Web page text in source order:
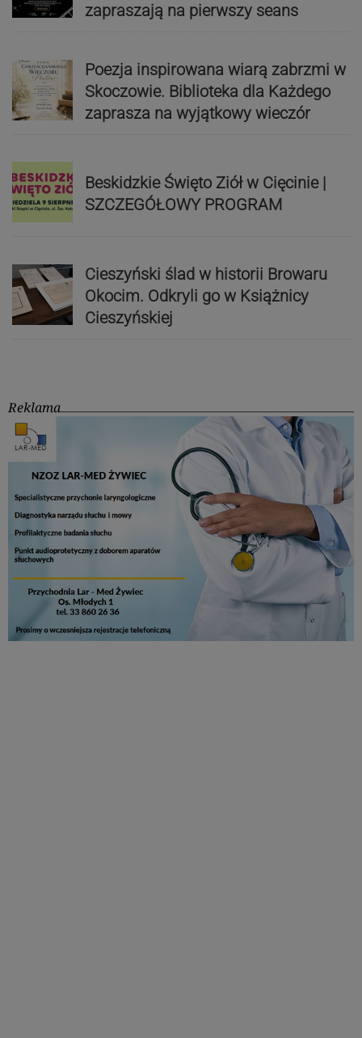
zapraszają na pierwszy seans
Poezja inspirowana wiarą zabrzmi w
Skoczowie. Biblioteka dla Każdego
zaprasza na wyjątkowy wieczór
Beskidzkie Święto Ziół w Cięcinie |
SZCZEGÓŁOWY PROGRAM
Cieszyński ślad w historii Browaru
Okocim. Odkryli go w Książnicy
Cieszyńskiej
Reklama